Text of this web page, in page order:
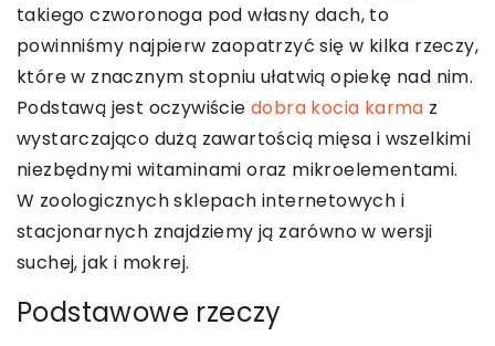
takiego czworonoga pod własny dach, to
powinniśmy najpierw zaopatrzyć się w kilka rzeczy,
które w znacznym stopniu ułatwią opiekę nad nim.
Podstawą jest oczywiście dobra kocia karma z
wystarczająco dużą zawartością mięsa i wszelkimi
niezbędnymi witaminami oraz mikroelementami.
W zoologicznych sklepach internetowych i
stacjonarnych znajdziemy ją zarówno w wersji
suchej, jak i mokrej.
Podstawowe rzeczy